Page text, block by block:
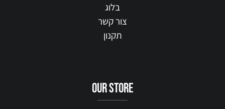
בלוג
צור קשר
תקנון
our STORE